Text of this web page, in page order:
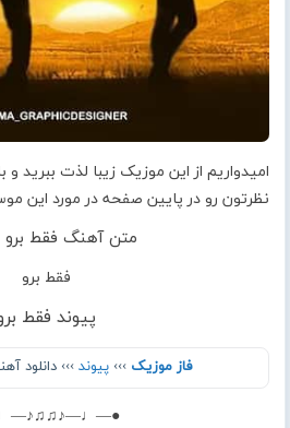
امیدواریم از این موزیک زیبا لذت ببرید
نظرتون رو در پایین صفحه در مورد این
متن آهنگ فقط برو
فقط برو
پیوند فقط
فاز موزیک ››› پیوند ››› دانلود